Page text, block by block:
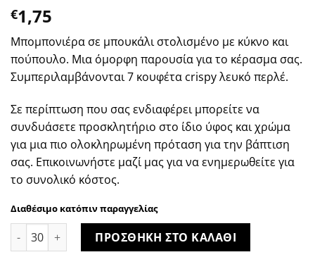
€1,75
Μπομπονιέρα σε μπουκάλι στολισμένο με κύκνο και
πούπουλο. Μια όμορφη παρουσία για το κέρασμα σας.
Συμπεριλαμβάνονται 7 κουφέτα crispy λευκό περλέ.
Σε περίπτωση που σας ενδιαφέρει μπορείτε να
συνδυάσετε προσκλητήριο στο ίδιο ύφος και χρώμα
για μια πιο ολοκληρωμένη πρόταση για την βάπτιση
σας. Επικοινωνήστε μαζί μας για να ενημερωθείτε για
το συνολικό κόστος.
Διαθέσιμο κατόπιν παραγγελίας
kika_μπουκάλι κύκνος ποσότητα
ΠΡΟΣΘΗΚΗ ΣΤΟ ΚΑΛΑΘΙ